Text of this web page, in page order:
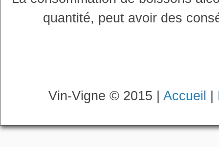
quantité, peut avoir des
Vin-Vigne © 2015 | Accueil